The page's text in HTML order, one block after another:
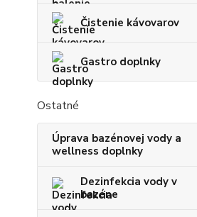
Čistenie kávovarov
Gastro doplnky
Ostatné
Úprava bazénovej vody a
wellness doplnky
Dezinfekcia vody v
bazéne